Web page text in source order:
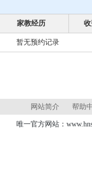
家教经历
暂无预约记录
网站简介 帮助
唯一官方网站：